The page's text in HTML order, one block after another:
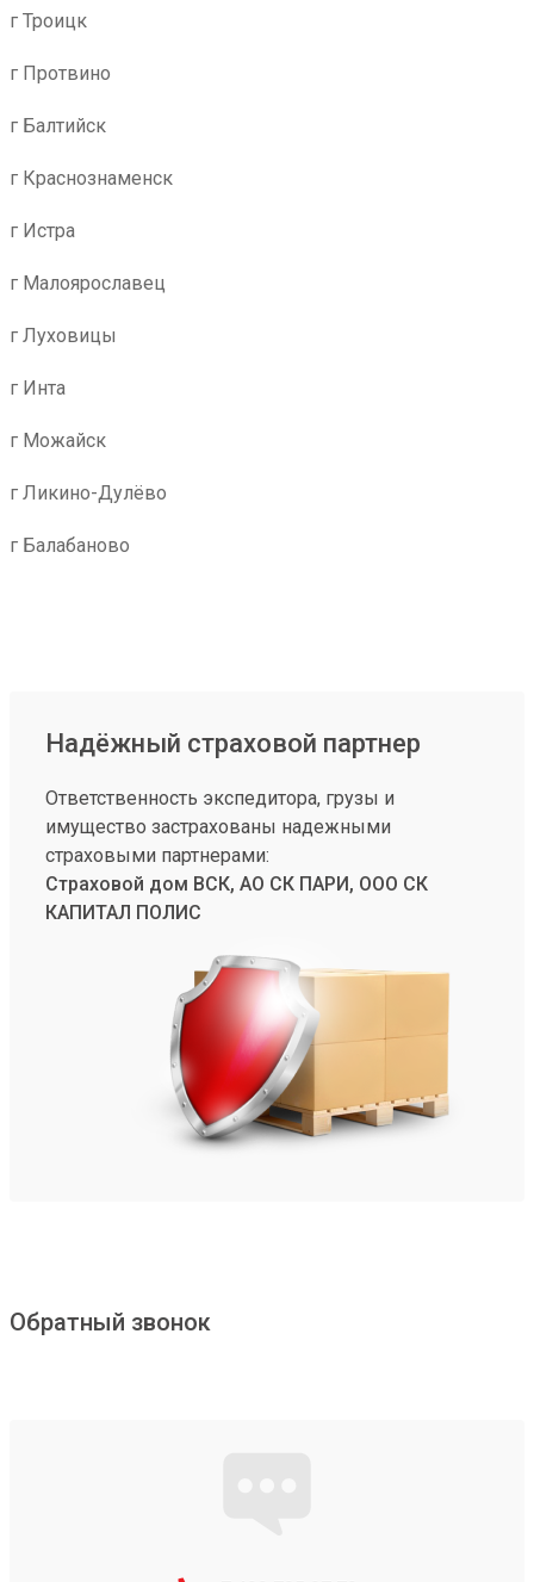
г Троицк
г Протвино
г Балтийск
г Краснознаменск
г Истра
г Малоярославец
г Луховицы
г Инта
г Можайск
г Ликино-Дулёво
г Балабаново
Надёжный страховой партнер
Ответственность экспедитора, грузы и
имущество застрахованы надежными
страховыми партнерами:
Страховой дом ВСК, АО СК ПАРИ, ООО СК
КАПИТАЛ ПОЛИС
Обратный звонок